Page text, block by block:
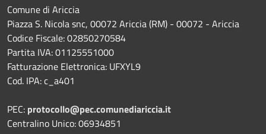
Comune di Ariccia
Piazza S. Nicola snc, 00072 Ariccia (RM) - 00072 - Ariccia
Codice Fiscale: 02850270584
Partita IVA: 01125551000
Fatturazione Elettronica: UFXYL9
Cod. IPA: c_a401
PEC: protocollo@pec.comunediariccia.it
Centralino Unico: 06934851